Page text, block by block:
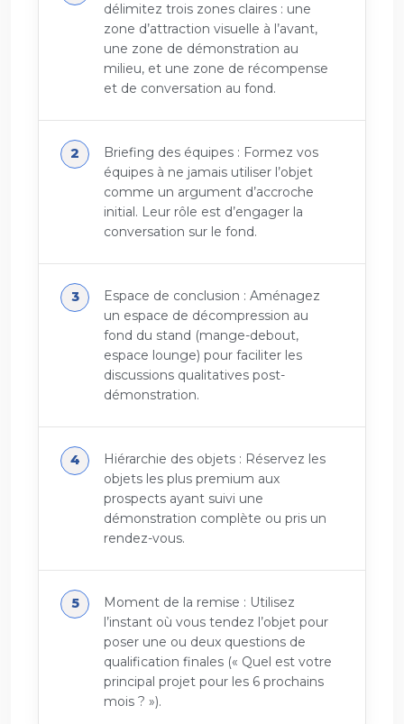
délimitez trois zones claires : une
zone d’attraction visuelle à l’avant,
une zone de démonstration au
milieu, et une zone de récompense
et de conversation au fond.
Briefing des équipes : Formez vos
équipes à ne jamais utiliser l’objet
comme un argument d’accroche
initial. Leur rôle est d’engager la
conversation sur le fond.
Espace de conclusion : Aménagez
un espace de décompression au
fond du stand (mange-debout,
espace lounge) pour faciliter les
discussions qualitatives post-
démonstration.
Hiérarchie des objets : Réservez les
objets les plus premium aux
prospects ayant suivi une
démonstration complète ou pris un
rendez-vous.
Moment de la remise : Utilisez
l’instant où vous tendez l’objet pour
poser une ou deux questions de
qualification finales (« Quel est votre
principal projet pour les 6 prochains
mois ? »).